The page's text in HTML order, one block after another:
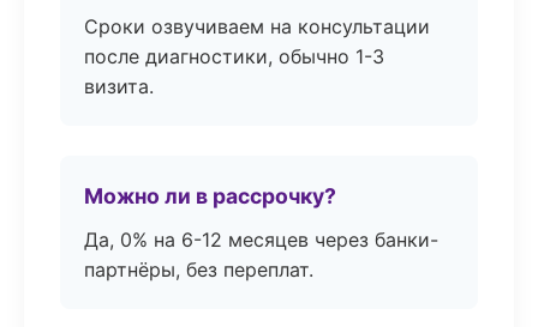
Сроки озвучиваем на консультации
после диагностики, обычно 1-3
визита.
Можно ли в рассрочку?
Да, 0% на 6-12 месяцев через банки-
партнёры, без переплат.